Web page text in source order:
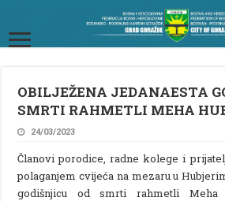
OBILJEŽENA JEDANAESTA
SMRTI RAHMETLI MEHA
24/03/2023
Članovi porodice, radne kolege i
polaganjem cvijeća na mezaru u
godišnjicu od smrti rahmetli Meha